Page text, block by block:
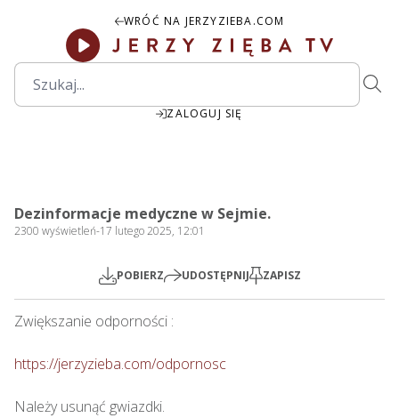
WRÓĆ NA JERZYZIEBA.COM
ZALOGUJ SIĘ
Play
Dezinformacje medyczne w Sejmie.
2300 wyświetleń-17 lutego 2025, 12:01
POBIERZ UDOSTĘPNIJ ZAPISZ
Zwiększanie odporności :
https://jerzyzieba.com/odpornosc
Należy usunąć gwiazdki.